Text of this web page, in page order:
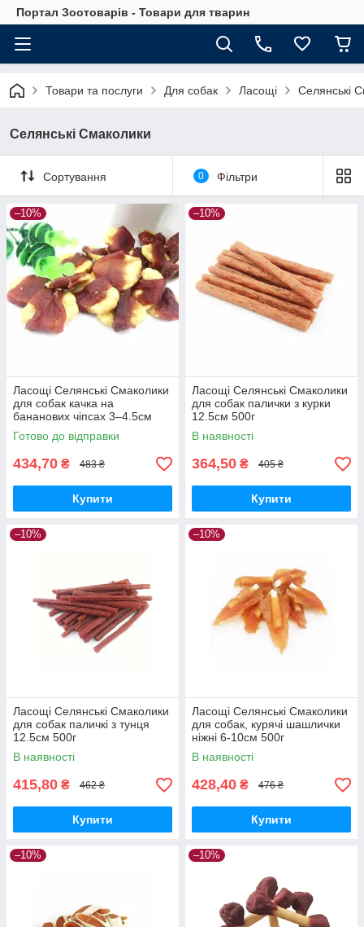
Портал Зоотоварів - Товари для тварин
Товари та послуги Для собак Ласощі Селянські
Селянські Смаколики
Сортування 0 Фільтри
–10%
Ласощі Селянські Смаколики
для собак качка на
бананових чіпсах 3–4.5см
500г
Готово до відправки
434,70 ₴ 483 ₴
Купити
–10%
Ласощі Селянські Смаколики
для собак палички з курки
12.5см 500г
В наявності
364,50 ₴ 405 ₴
Купити
–10%
Ласощі Селянські Смаколики
для собак паличкі з тунця
12.5см 500г
В наявності
415,80 ₴ 462 ₴
Купити
–10%
Ласощі Селянські Смаколики
для собак, курячі шашлички
ніжні 6-10см 500г
В наявності
428,40 ₴ 476 ₴
Купити
–10% –10%